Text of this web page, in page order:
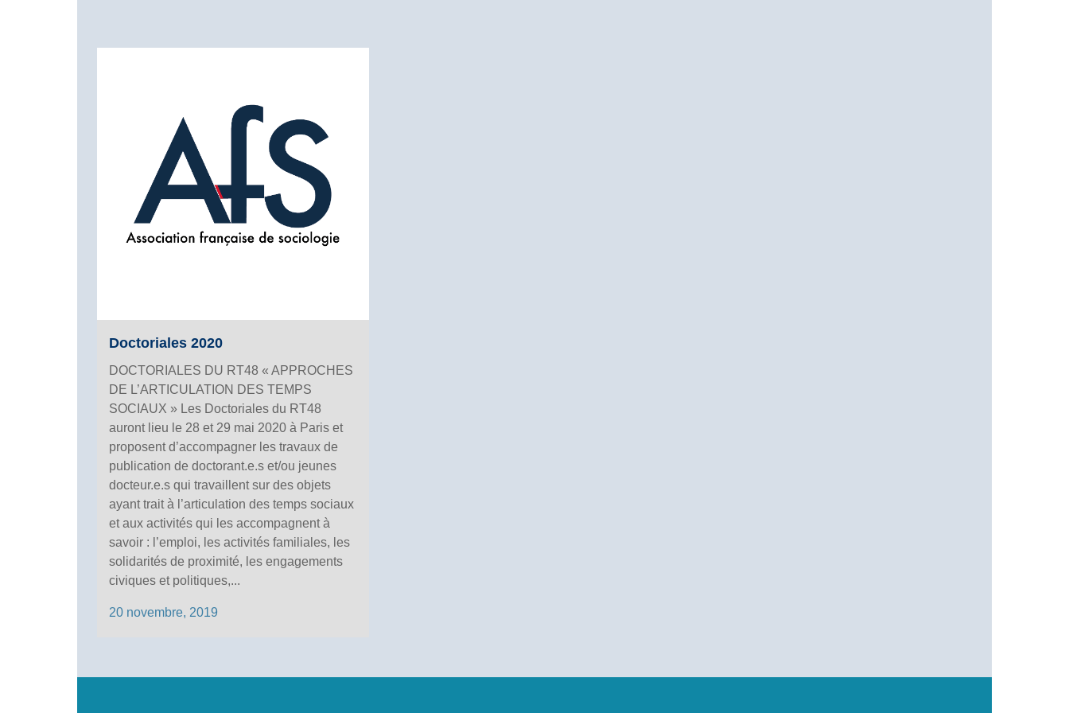
Doctoriales 2020
DOCTORIALES DU RT48 « APPROCHES
DE L’ARTICULATION DES TEMPS
SOCIAUX » Les Doctoriales du RT48
auront lieu le 28 et 29 mai 2020 à Paris et
proposent d’accompagner les travaux de
publication de doctorant.e.s et/ou jeunes
docteur.e.s qui travaillent sur des objets
ayant trait à l’articulation des temps sociaux
et aux activités qui les accompagnent à
savoir : l’emploi, les activités familiales, les
solidarités de proximité, les engagements
civiques et politiques,...
20 novembre, 2019